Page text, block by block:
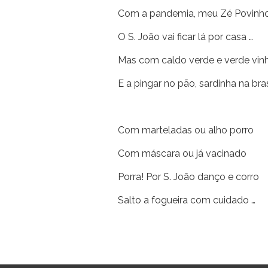
Com a pandemia, meu Zé
O S. João vai ficar lá por casa …
Mas com caldo verde e verde
E a pingar no pão, sardinha na
Com marteladas ou alho porro
Com máscara ou já vacinado
Porra! Por S. João danço e corro
Salto a fogueira com cuidado …